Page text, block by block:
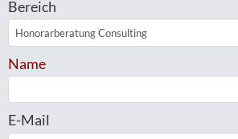
Bereich
Name
E-Mail